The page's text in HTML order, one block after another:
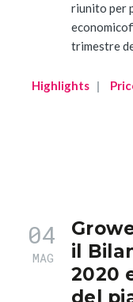
Highlights
riunito per
trimestre
04
MAG
il
2020
del